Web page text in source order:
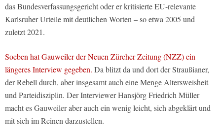
das Bundesverfassungsgericht oder er kritisierte EU-relevante
Karlsruher Urteile mit deutlichen Worten – so etwa 2005 und
zuletzt 2021.
Soeben hat Gauweiler der Neuen Zürcher Zeitung (NZZ) ein
längeres Interview gegeben. Da blitzt da und dort der Straußianer,
der Rebell durch, aber insgesamt auch eine Menge Altersweisheit
und Parteidisziplin. Der Interviewer Hansjörg Friedrich Müller
macht es Gauweiler aber auch ein wenig leicht, sich abgeklärt und
mit sich im Reinen darzustellen.